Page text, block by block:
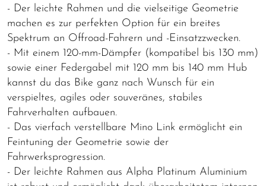
- Der leichte Rahmen und die vielseitige Geometrie
machen es zur perfekten Option für ein breites
Spektrum an Offroad-Fahrern und -Einsatzzwecken.
- Mit einem 120-mm-Dämpfer (kompatibel bis 130 mm)
sowie einer Federgabel mit 120 mm bis 140 mm Hub
kannst du das Bike ganz nach Wunsch für ein
verspieltes, agiles oder souveränes, stabiles
Fahrverhalten aufbauen.
- Das vierfach verstellbare Mino Link ermöglicht ein
Feintuning der Geometrie sowie der
Fahrwerksprogression.
- Der leichte Rahmen aus Alpha Platinum Aluminium